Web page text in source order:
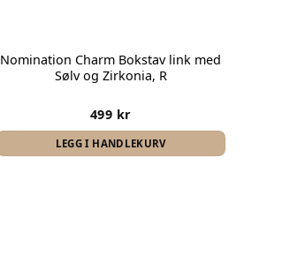
Nomination Charm Bokstav link med
Sølv og Zirkonia, R
499 kr
LEGG I HANDLEKURV